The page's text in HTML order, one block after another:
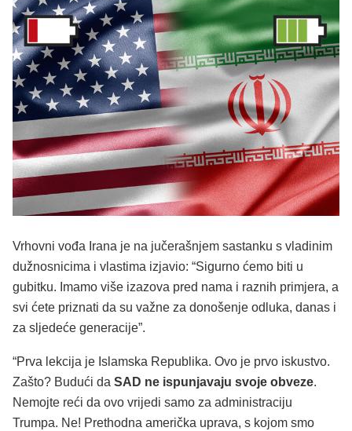
Vrhovni vođa Irana je na jučerašnjem sastanku s vladinim
dužnosnicima i vlastima izjavio: “Sigurno ćemo biti u
gubitku. Imamo više izazova pred nama i raznih primjera, a
svi ćete priznati da su važne za donošenje odluka, danas i
za sljedeće generacije”.
“Prva lekcija je Islamska Republika. Ovo je prvo iskustvo.
Zašto? Budući da SAD ne ispunjavaju svoje obveze.
Nemojte reći da ovo vrijedi samo za administraciju
Trumpa. Ne! Prethodna američka uprava, s kojom smo